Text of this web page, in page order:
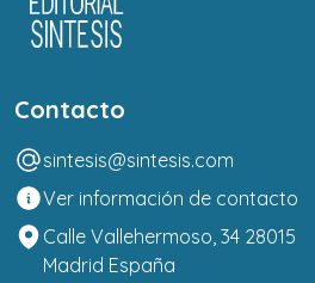
Contacto
sintesis@sintesis.com
Ver información de contacto
Calle Vallehermoso, 34 28015
Madrid España